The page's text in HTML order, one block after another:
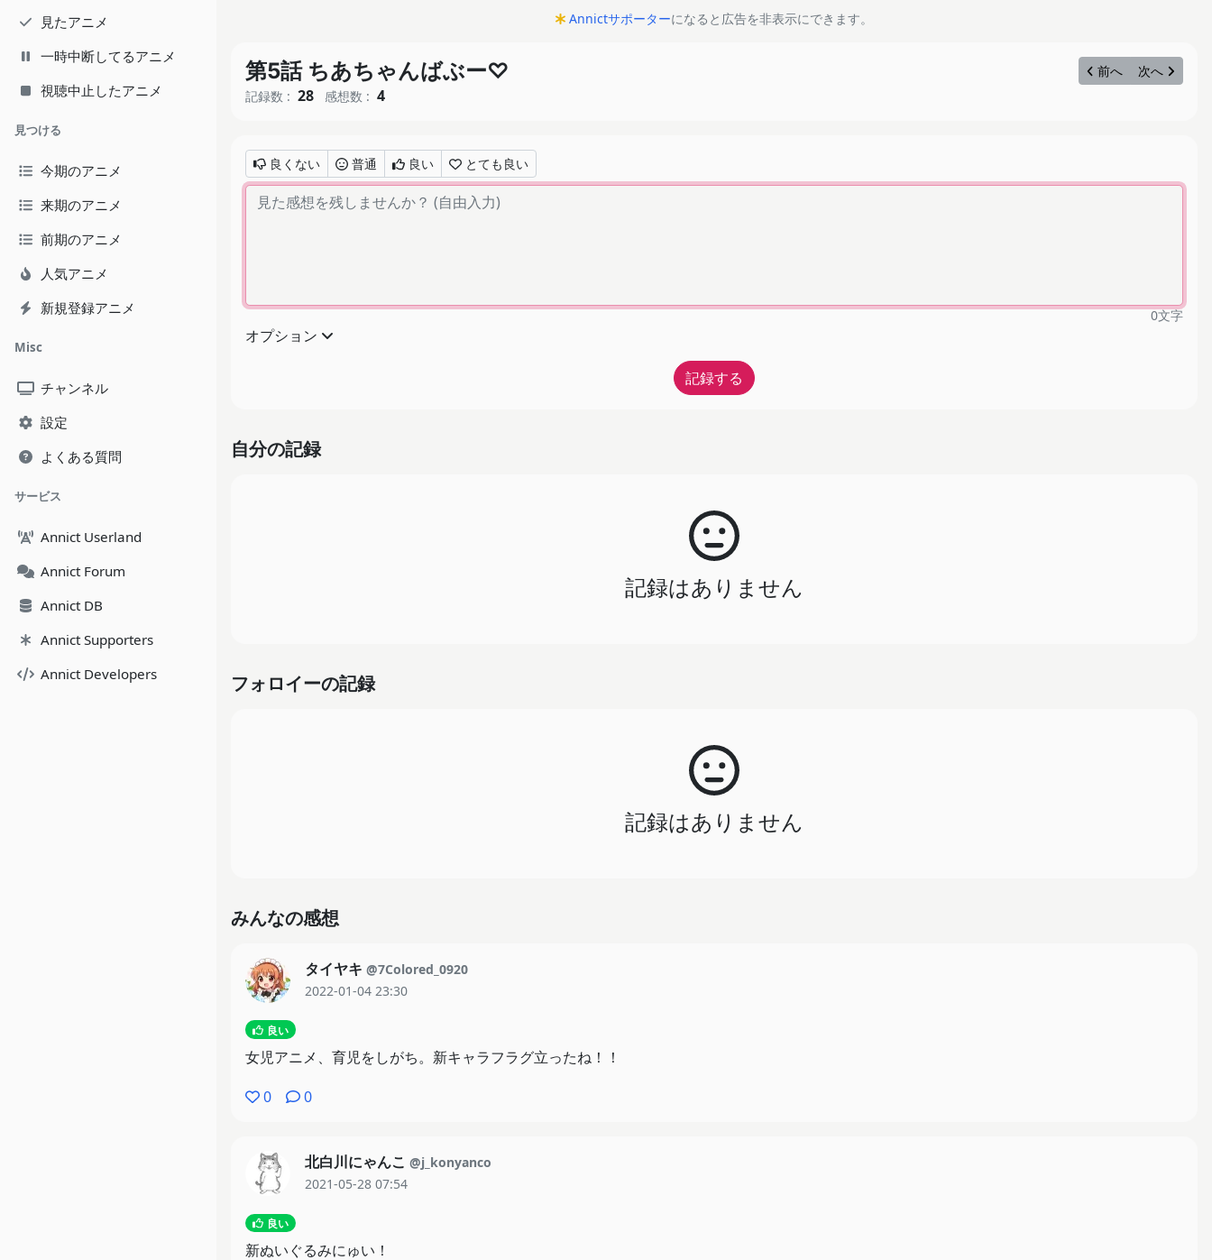
見たアニメ
一時中断してるアニメ
視聴中止したアニメ
見つける
今期のアニメ
来期のアニメ
前期のアニメ
人気アニメ
新規登録アニメ
Misc
チャンネル
設定
よくある質問
サービス
Annict Userland
Annict Forum
Annict DB
Annict Supporters
Annict Developers
Annictサポーターになると広告を非表示にできます。
第5話 ちあちゃんばぶー♡ 前へ
次へ
記録数 : 28 感想数 : 4
良くない 普通 良い とても良い
0文字
オプション
自分の記録
記録はありません
フォロイーの記録
記録はありません
みんなの感想
タイヤキ @7Colored_0920
2022-01-04 23:30
良い
女児アニメ、育児をしがち。新キャラフラグ立ったね！！
0
0
北白川にゃんこ @j_konyanco
2021-05-28 07:54
良い
新ぬいぐるみにゅい！